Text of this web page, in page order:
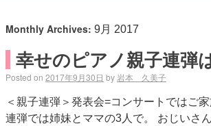
Monthly Archives: 9月 2017
幸せのピアノ親子連弾
Posted on 2017年9月30日 by 岩本 久美子
＜親子連弾＞発表会=コンサートではご
連弾では姉妹とママの3人で。 おじいさ